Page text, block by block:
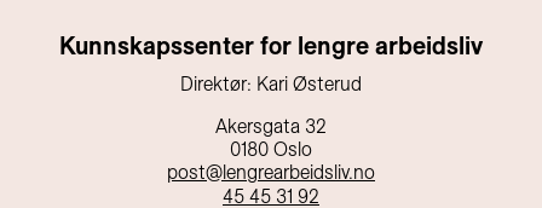
Kunnskapssenter for lengre arbeidsliv
Direktør: Kari Østerud
Akersgata 32
0180 Oslo
post@lengrearbeidsliv.no
45 45 31 92